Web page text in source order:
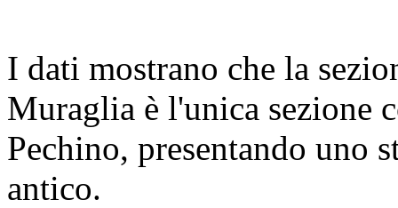
I dati mostrano che la
Muraglia è l'unica sezione
Pechino, presentando uno
antico.